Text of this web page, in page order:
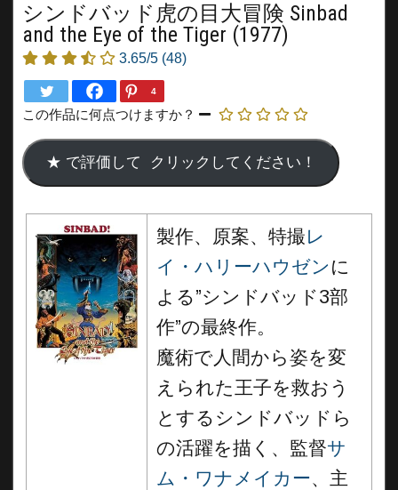
シンドバッド虎の目大冒険 Sinbad
and the Eye of the Tiger (1977)
3.65/5 (48)
4
この作品に何点つけますか？
製作、原案、特撮レ
イ・ハリーハウゼン に
よる”シンドバッド3部
作”の最終作。
魔術で人間から姿を変
えられた王子を救おう
とするシンドバッドら
の活躍を描く、監督サ
ム・ワナメイカー、主